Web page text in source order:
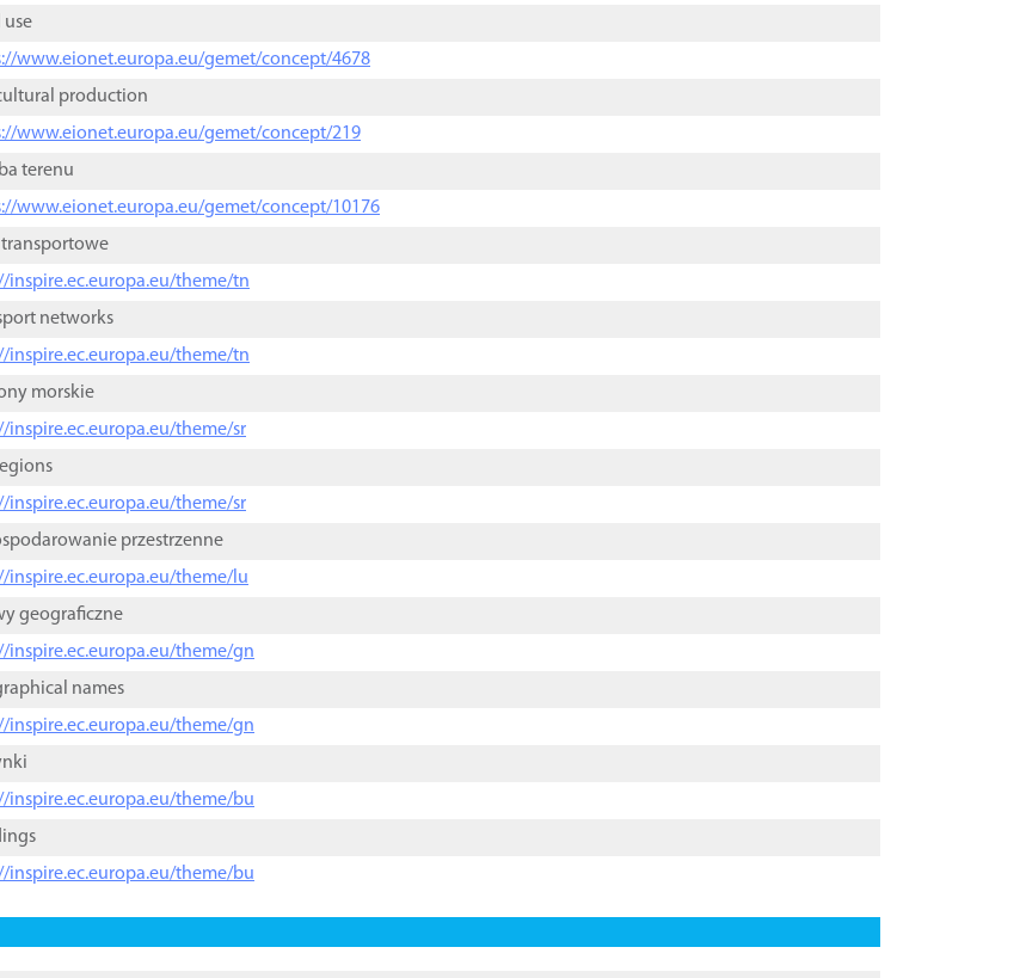
use
www.eionet.europa.eu/gemet/concept/4678
production
www.eionet.europa.eu/gemet/concept/219
terenu
www.eionet.europa.eu/gemet/concept/10176
transportowe
inspire.ec.europa.eu/theme/tn
networks
inspire.ec.europa.eu/theme/tn
morskie
inspire.ec.europa.eu/theme/sr
inspire.ec.europa.eu/theme/sr
przestrzenne
inspire.ec.europa.eu/theme/lu
geograficzne
inspire.ec.europa.eu/theme/gn
names
inspire.ec.europa.eu/theme/gn
inspire.ec.europa.eu/theme/bu
inspire.ec.europa.eu/theme/bu